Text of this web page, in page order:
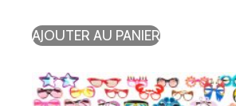
AJOUTER AU PANIER